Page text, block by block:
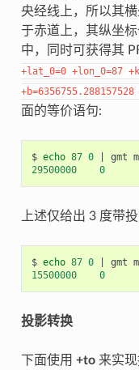
央经线上，所以其
于赤道上，其纵坐
中，同时可获得其
+lat_0=0 +lon_0=87
+b=6356755.288157528
面的等价语句:
$ echo 87 0 gmt
29500000
0
上述仅给出 3 度带
$ echo 87 0 gmt
15500000
0
投影转换
下面使用 +to来实现